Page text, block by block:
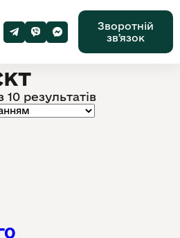
Зворотній
звʼязок
результатів